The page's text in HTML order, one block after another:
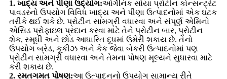
1. ખાદ્ય અને પીણા ઉદ્યોગ:ઓર્ગેનિક સોયા પ્રોટીન કોન્સન્ટ્રેટ
પાવડરનો ઉપયોગ વિવિધ ખાદ્ય અને પીણા ઉત્પાદનોમાં એક ઘટક
તરીકે થઈ શકે છે. પ્રોટીન સામગ્રી વધારવા અને સંપૂર્ણ એમિનો
એસિડ પ્રોફાઇલ પ્રદાન કરવા માટે તેને પ્રોટીન બાર, પ્રોટીન
શેક, સ્મૂધી અને છોડ આધારિત દૂધમાં ઉમેરી શકાય છે. તેનો
ઉપયોગ બ્રેડ, કૂકીઝ અને કેક જેવા બેકરી ઉત્પાદનોમાં પણ
પ્રોટીન સામગ્રી વધારવા અને તેમના પોષણ મૂલ્યને સુધારવા માટે
કરી શકાય છે.
2. રમતગમત પોષણ:આ ઉત્પાદનનો ઉપયોગ સામાન્ય રીતે